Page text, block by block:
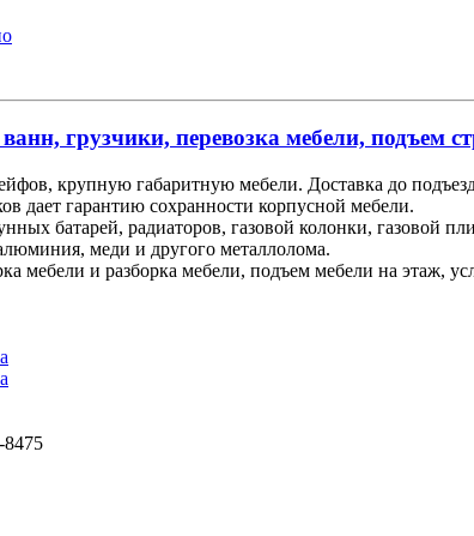
грузчики, перевозка мебели, подъем
крупную габаритную мебели. Доставка до
дает гарантию сохранности корпусной мебели.
батарей, радиаторов, газовой колонки, газовой
меди и другого металлолома.
мебели и разборка мебели, подъем мебели на этаж,
8475